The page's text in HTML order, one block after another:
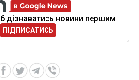
дізнаватись новини першим
ПІДПИСАТИСЬ